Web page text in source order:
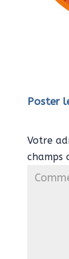
Poster
Votre
champs